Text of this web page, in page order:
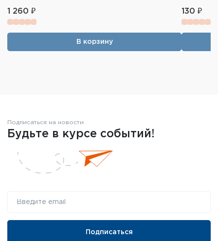
1 260 ₽
В корзину
130 ₽
Подписаться на новости
Будьте в курсе событий!